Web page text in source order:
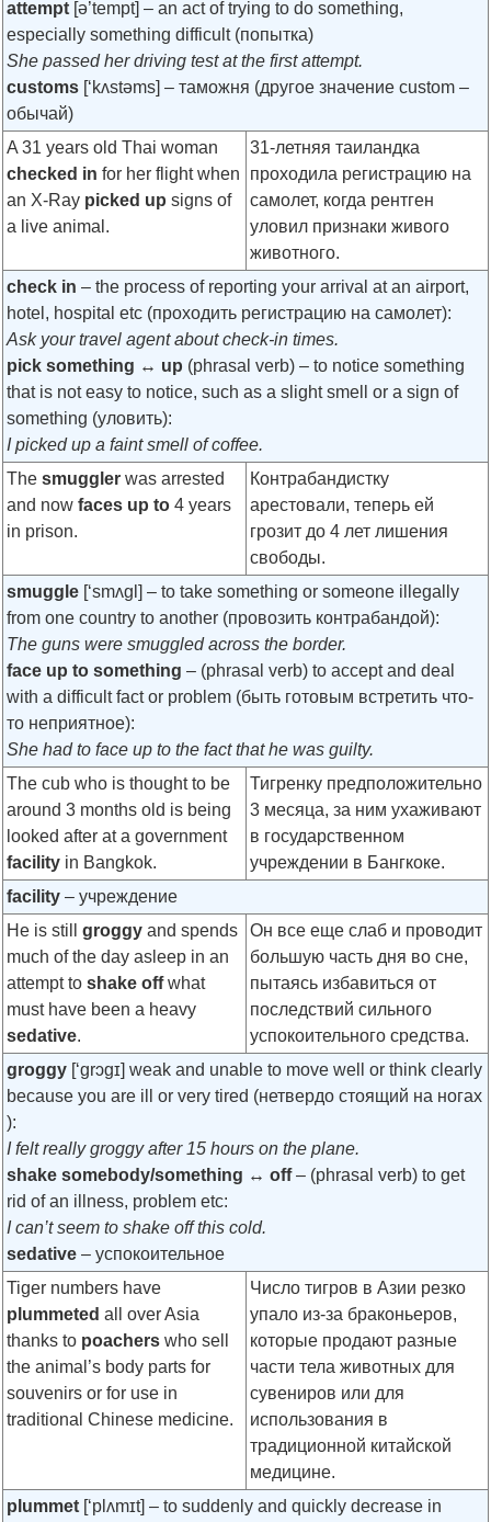
attempt [ə’tempt] – an act of trying to do something,
especially something difficult (попытка)
She passed her driving test at the first attempt.
customs [‘kʌstəms] – таможня (другое значение custom –
обычай)
A 31 years old Thai woman
checked in for her flight when
an X-Ray picked up signs of
a live animal.
31-летняя таиландка
проходила регистрацию на
самолет, когда рентген
уловил признаки живого
животного.
check in – the process of reporting your arrival at an airport,
hotel, hospital etc (проходить регистрацию на самолет):
Ask your travel agent about check-in times.
pick something ↔ up (phrasal verb) – to notice something
that is not easy to notice, such as a slight smell or a sign of
something (уловить):
I picked up a faint smell of coffee.
The smuggler was arrested
and now faces up to 4 years
in prison.
Контрабандистку
арестовали, теперь ей
грозит до 4 лет лишения
свободы.
smuggle [‘smʌgl] – to take something or someone illegally
from one country to another (провозить контрабандой):
The guns were smuggled across the border.
face up to something – (phrasal verb) to accept and deal
with a difficult fact or problem (быть готовым встретить что-
то неприятное):
She had to face up to the fact that he was guilty.
The cub who is thought to be
around 3 months old is being
looked after at a government
facility in Bangkok.
Тигренку предположительно
3 месяца, за ним ухаживают
в государственном
учреждении в Бангкоке.
facility – учреждение
He is still groggy and spends
much of the day asleep in an
attempt to shake offwhat
must have been a heavy
sedative.
Он все еще слаб и проводит
большую часть дня во сне,
пытаясь избавиться от
последствий сильного
успокоительного средства.
groggy [‘grɔgɪ] weak and unable to move well or think clearly
because you are ill or very tired (нетвердо стоящий на ногах
):
I felt really groggy after 15 hours on the plane.
shake somebody/something ↔ off– (phrasal verb) to get
rid of an illness, problem etc:
I can’t seem to shake off this cold.
sedative – успокоительное
Tiger numbers have
plummeted all over Asia
thanks to poachers who sell
the animal’s body parts for
souvenirs or for use in
traditional Chinese medicine.
Число тигров в Азии резко
упало из-за браконьеров,
которые продают разные
части тела животных для
сувениров или для
использования в
традиционной китайской
медицине.
plummet [‘plʌmɪt] – to suddenly and quickly decrease in